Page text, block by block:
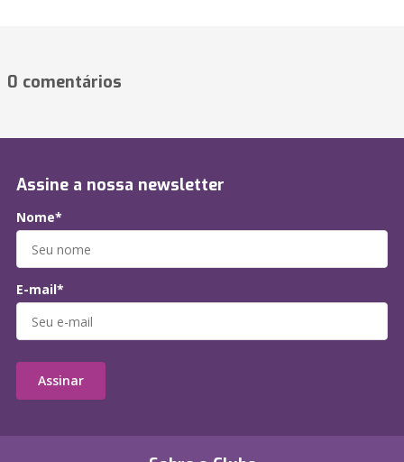
0 comentários
Assine a nossa newsletter
Nome*
E-mail*
Assinar